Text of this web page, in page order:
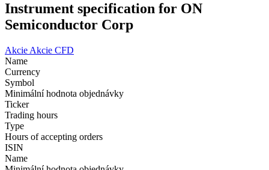
Instrument specification for ON
Semiconductor Corp
Akcie Akcie CFD
Name
Currency
Symbol
Minimální hodnota objednávky
Ticker
Trading hours
Type
Hours of accepting orders
ISIN
Name